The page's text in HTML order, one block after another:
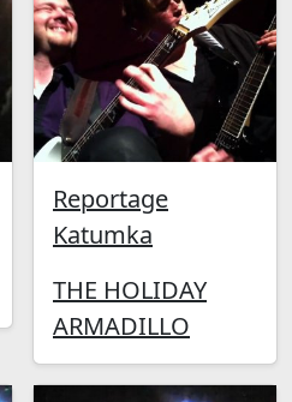
Reportage
Katumka
THE HOLIDAY
ARMADILLO